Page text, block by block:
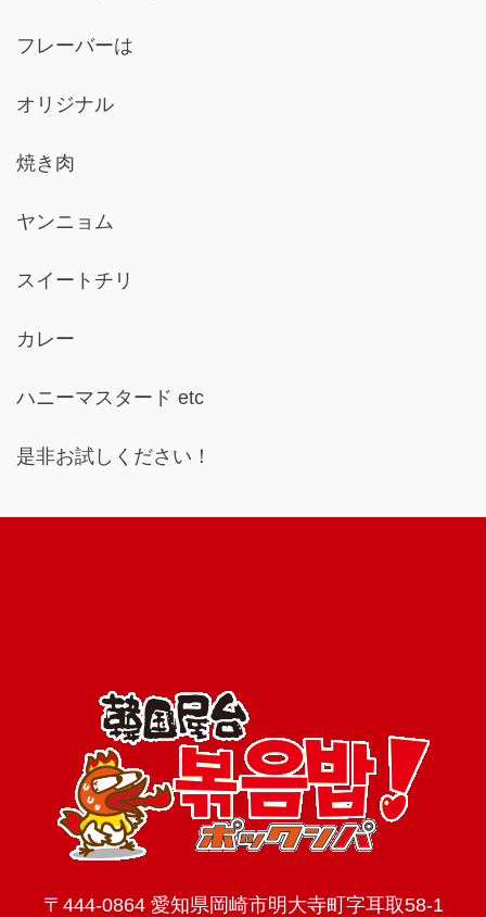
フレーバーは
オリジナル
焼き肉
ヤンニョム
スイートチリ
カレー
ハニーマスタード etc
是非お試しください！
〒444-0864 愛知県岡崎市明大寺町字耳取58-1